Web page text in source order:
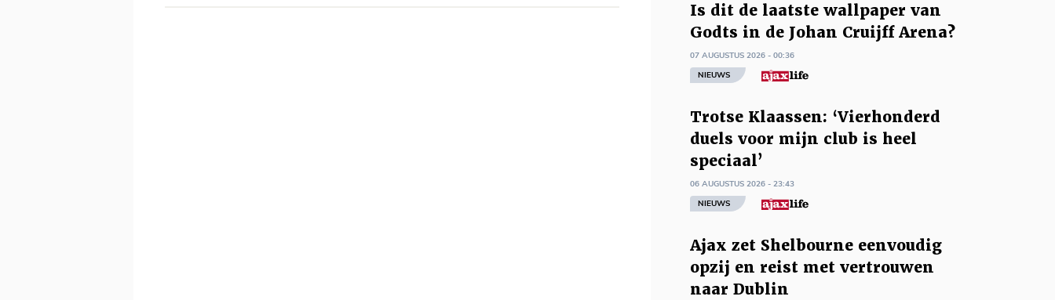
Is dit de laatste wallpaper van
Godts in de Johan Cruijff Arena?
07 AUGUSTUS 2026 - 00:36
NIEUWS
Trotse Klaassen: ‘Vierhonderd
duels voor mijn club is heel
speciaal’
06 AUGUSTUS 2026 - 23:43
NIEUWS
Ajax zet Shelbourne eenvoudig
opzij en reist met vertrouwen
naar Dublin